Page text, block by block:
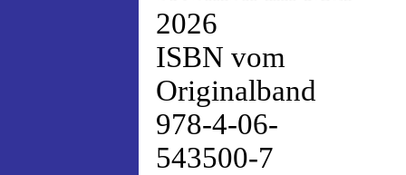
2026
ISBN vom
Originalband
978-4-06-
543500-7